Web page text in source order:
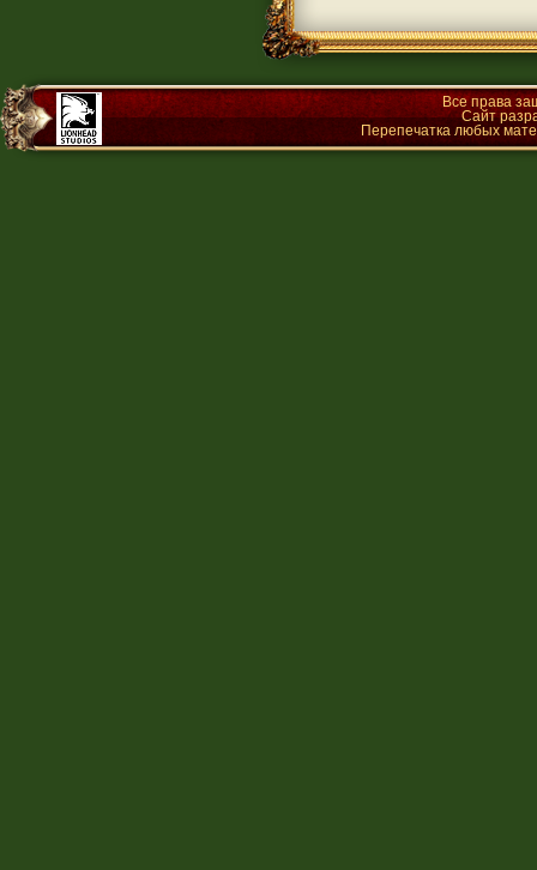
Все права
Сайт
Перепечатка любых